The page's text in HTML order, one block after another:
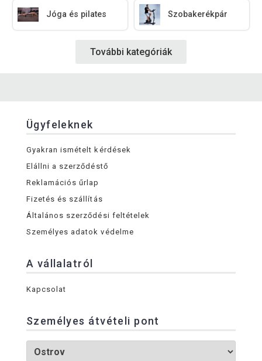
Jóga és pilates Szobakerékpár
További kategóriák
Ügyfeleknek
Gyakran ismételt kérdések
Elállni a szerződéstő
Reklamációs űrlap
Fizetés és szállítás
Általános szerződési feltételek
Személyes adatok védelme
A vállalatról
Kapcsolat
Személyes átvételi pont